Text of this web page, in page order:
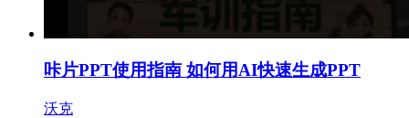
咔片PPT使用指南 如何用AI快速生成PPT
沃克